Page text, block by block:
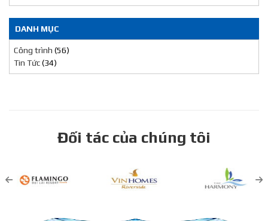
DANH MỤC
Công trình (56)
Tin Tức(34)
Đối tác của chúng tôi